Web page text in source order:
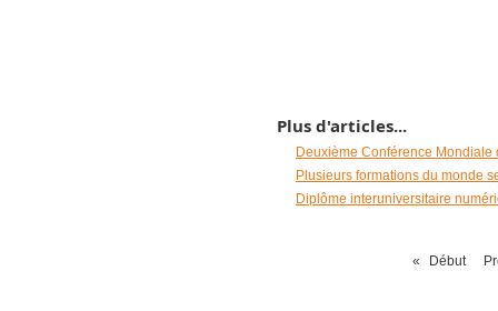
Plus d'articles...
Deuxième Conférence Mondiale
Plusieurs formations du monde
Diplôme interuniversitaire
« Début